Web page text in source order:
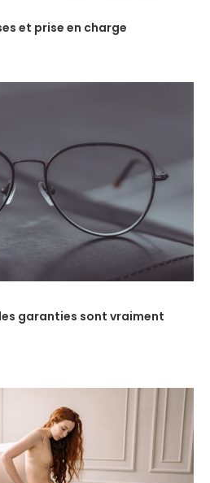
et prise en charge
garanties sont vraiment